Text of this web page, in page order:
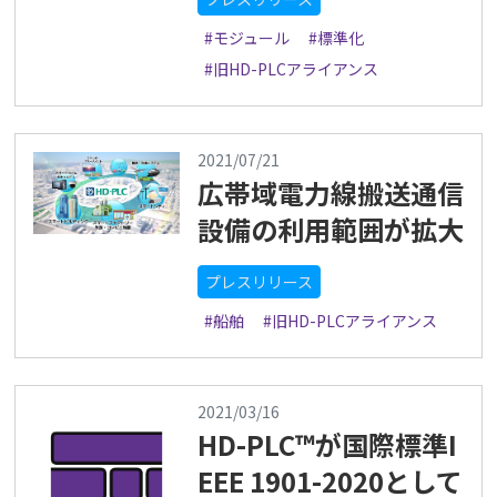
#モジュール
#標準化
#旧HD-PLCアライアンス
2021/07/21
広帯域電力線搬送通信
設備の利用範囲が拡大
プレスリリース
#船舶
#旧HD-PLCアライアンス
2021/03/16
HD-PLC™が国際標準I
EEE 1901-2020として